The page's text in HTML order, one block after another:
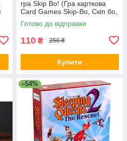
гра Skip Bo! (Гра карткова
Card Games Skip-Bo, Скіп бо,
Скип бо)
Готово до відправки
110 ₴ 250 ₴
Купити
–54%